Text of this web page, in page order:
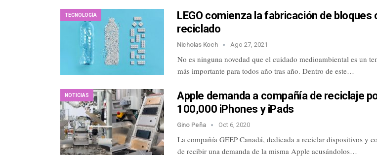
TECNOLOGÍA
LEGO comienza la fabricación de bloques
reciclado
Nicholas Koch Ago 27, 2021
No es ninguna novedad que el cuidado medioambiental es un
más importante para todos año tras año. Dentro de este…
NOTICIAS
Apple demanda a compañía de reciclaje
100,000 iPhones y iPads
Gino Peña Oct 6, 2020
La compañía GEEP Canadá, dedicada a reciclar dispositivos y
de recibir una demanda de la misma Apple acusándolos…